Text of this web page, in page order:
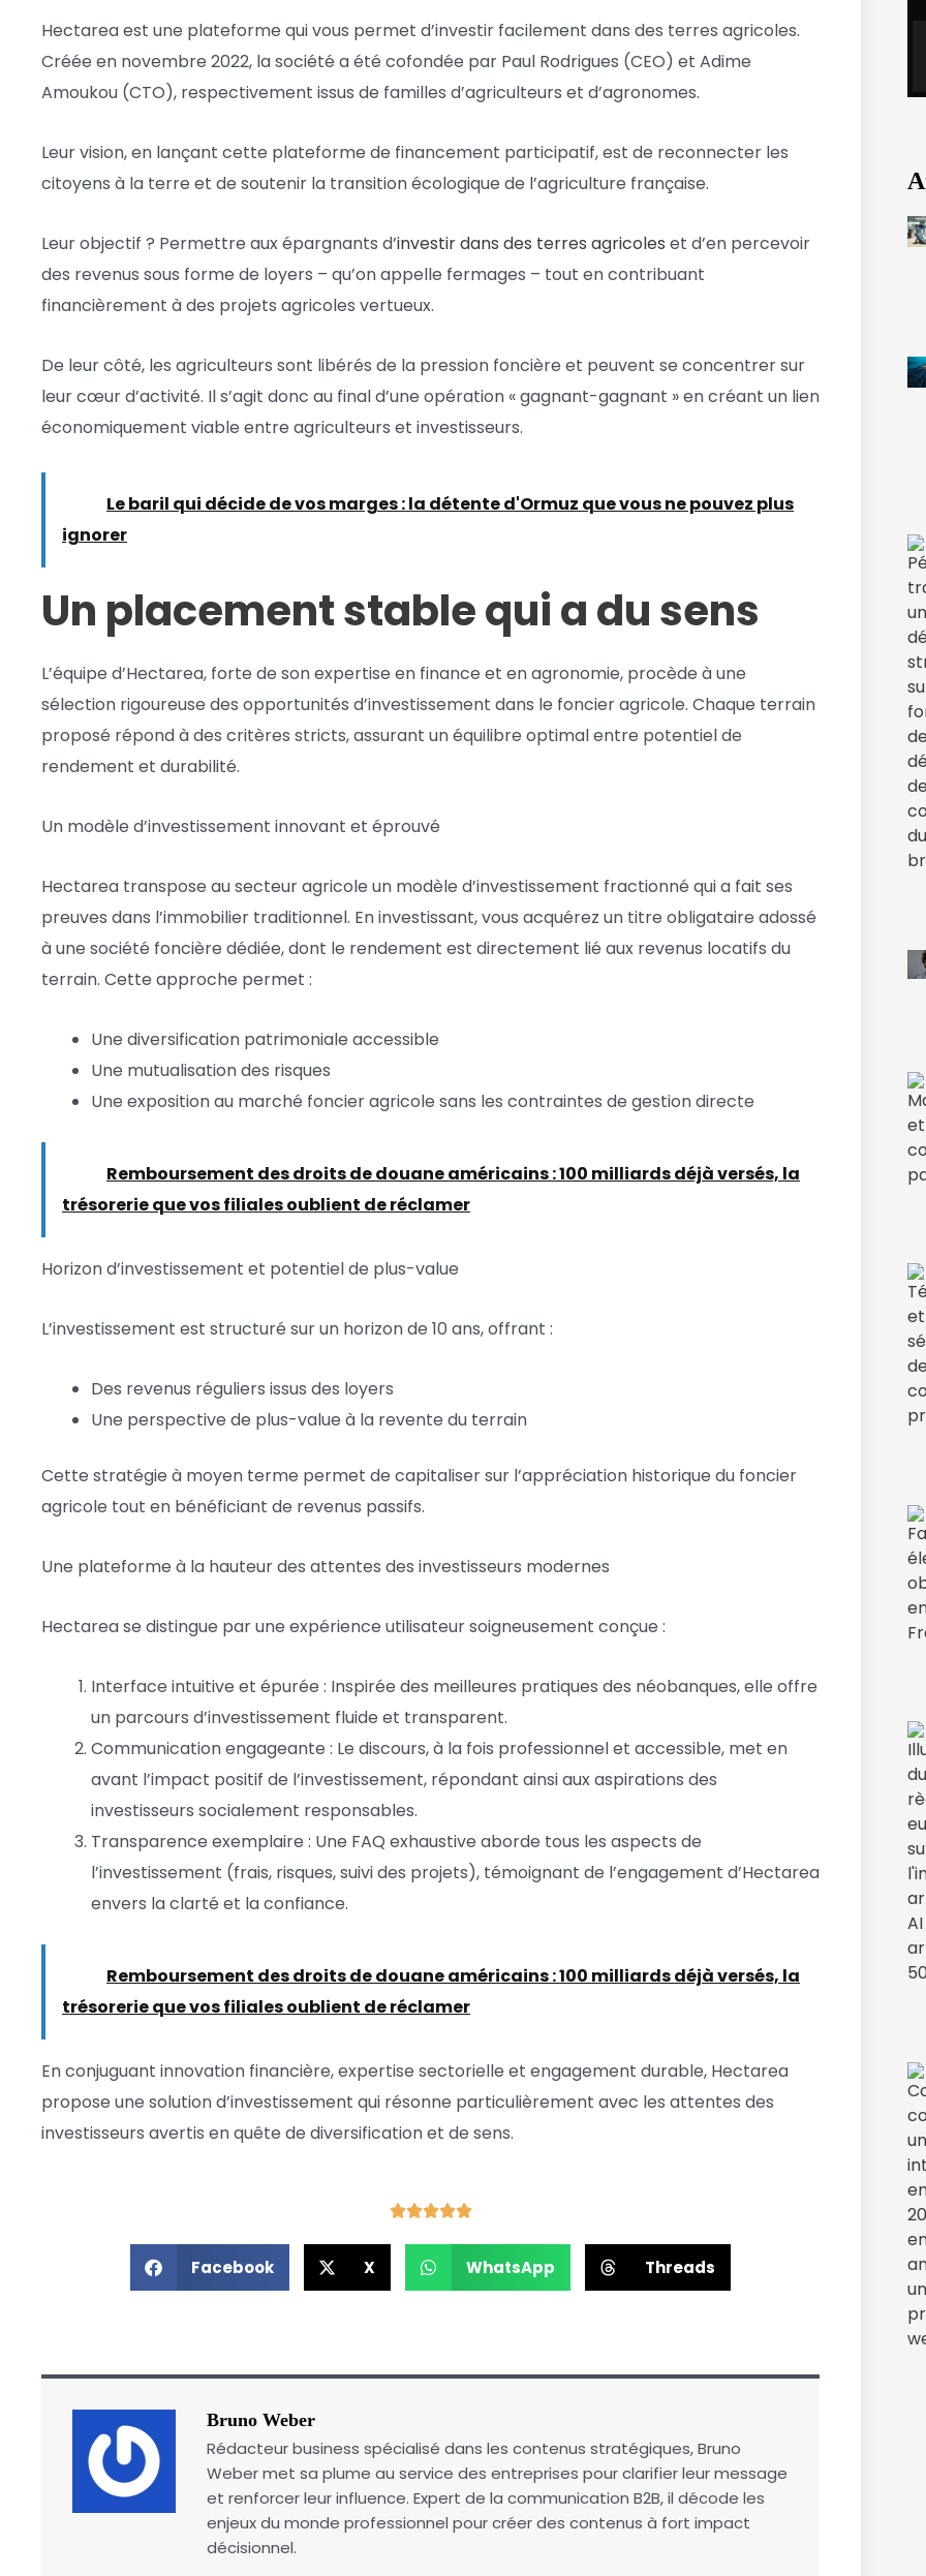
Hectarea est une plateforme qui vous permet d’investir facilement dans des terres agricoles.
Créée en novembre 2022, la société a été cofondée par Paul Rodrigues (CEO) et Adime
Amoukou (CTO), respectivement issus de familles d’agriculteurs et d’agronomes.
Leur vision, en lançant cette plateforme de financement participatif, est de reconnecter les
citoyens à la terre et de soutenir la transition écologique de l’agriculture française.
Leur objectif ? Permettre aux épargnants d’investir dans des terres agricoles et d’en percevoir
des revenus sous forme de loyers – qu’on appelle fermages – tout en contribuant
financièrement à des projets agricoles vertueux.
De leur côté, les agriculteurs sont libérés de la pression foncière et peuvent se concentrer sur
leur cœur d’activité. Il s’agit donc au final d’une opération « gagnant-gagnant » en créant un lien
économiquement viable entre agriculteurs et investisseurs.
Le baril qui décide de vos marges : la détente d'Ormuz que vous ne pouvez plus
ignorer
Un placement stable qui a du sens
L’équipe d’Hectarea, forte de son expertise en finance et en agronomie, procède à une
sélection rigoureuse des opportunités d’investissement dans le foncier agricole. Chaque terrain
proposé répond à des critères stricts, assurant un équilibre optimal entre potentiel de
rendement et durabilité.
Un modèle d’investissement innovant et éprouvé
Hectarea transpose au secteur agricole un modèle d’investissement fractionné qui a fait ses
preuves dans l’immobilier traditionnel. En investissant, vous acquérez un titre obligataire adossé
à une société foncière dédiée, dont le rendement est directement lié aux revenus locatifs du
terrain. Cette approche permet :
Une diversification patrimoniale accessible
Une mutualisation des risques
Une exposition au marché foncier agricole sans les contraintes de gestion directe
Remboursement des droits de douane américains : 100 milliards déjà versés, la
trésorerie que vos filiales oublient de réclamer
Horizon d’investissement et potentiel de plus-value
L’investissement est structuré sur un horizon de 10 ans, offrant :
Des revenus réguliers issus des loyers
Une perspective de plus-value à la revente du terrain
Cette stratégie à moyen terme permet de capitaliser sur l’appréciation historique du foncier
agricole tout en bénéficiant de revenus passifs.
Une plateforme à la hauteur des attentes des investisseurs modernes
Hectarea se distingue par une expérience utilisateur soigneusement conçue :
Interface intuitive et épurée : Inspirée des meilleures pratiques des néobanques, elle offre
un parcours d’investissement fluide et transparent.
Communication engageante : Le discours, à la fois professionnel et accessible, met en
avant l’impact positif de l’investissement, répondant ainsi aux aspirations des
investisseurs socialement responsables.
Transparence exemplaire : Une FAQ exhaustive aborde tous les aspects de
l’investissement (frais, risques, suivi des projets), témoignant de l’engagement d’Hectarea
envers la clarté et la confiance.
Remboursement des droits de douane américains : 100 milliards déjà versés, la
trésorerie que vos filiales oublient de réclamer
En conjuguant innovation financière, expertise sectorielle et engagement durable, Hectarea
propose une solution d’investissement qui résonne particulièrement avec les attentes des
investisseurs avertis en quête de diversification et de sens.
Facebook X WhatsApp Threads
Bruno Weber
Rédacteur business spécialisé dans les contenus stratégiques, Bruno
Weber met sa plume au service des entreprises pour clarifier leur message
et renforcer leur influence. Expert de la communication B2B, il décode les
enjeux du monde professionnel pour créer des contenus à fort impact
décisionnel.